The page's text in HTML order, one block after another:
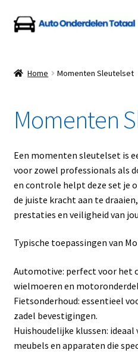
Ga
door
navigatie
Ga
naar
inhoud
Auto Onderdelen Shop
Betalen en Verzenden
Blog
Contact
Klantenservice
Linkpartners
Over Ons
Home Momenten Sleutelset
Momenten
Een momenten sleutelset is
voor zowel professionals als
en controle helpt deze set je
de juiste kracht aan te
prestaties en veiligheid van
Typische toepassingen van
Automotive: perfect voor het
wielmoeren en
Fietsonderhoud: essentieel
zadel bevestigingen.
Huishoudelijke klussen:
meubels en apparaten die